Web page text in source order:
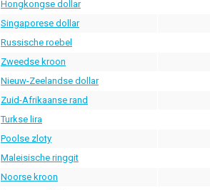
Hongkongse dollar
Singaporese dollar
Russische roebel
Zweedse kroon
Nieuw-Zeelandse dollar
Zuid-Afrikaanse rand
Turkse lira
Poolse zloty
Maleisische ringgit
Noorse kroon